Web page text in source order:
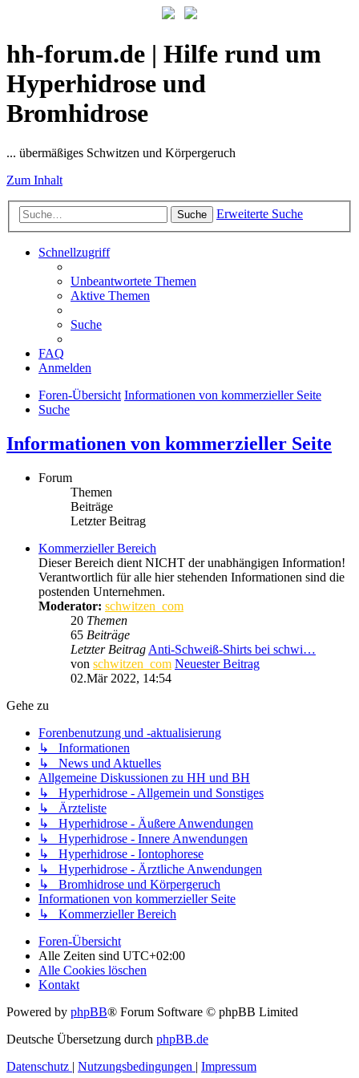
hh-forum.de | Hilfe rund um
Hyperhidrose und
Bromhidrose
... übermäßiges Schwitzen und Körpergeruch
Zum Inhalt
Suche Erweiterte Suche
Schnellzugriff
Unbeantwortete Themen
Aktive Themen
Suche
FAQ
Anmelden
Foren-Übersicht Informationen von kommerzieller Seite
Suche
Informationen von kommerzieller Seite
Forum
Themen
Beiträge
Letzter Beitrag
Kommerzieller Bereich
Dieser Bereich dient NICHT der unabhängigen Information!
Verantwortlich für alle hier stehenden Informationen sind die
postenden Unternehmen.
Moderator: schwitzen_com
20 Themen
65 Beiträge
Letzter Beitrag Anti-Schweiß-Shirts bei schwi…
von schwitzen_com Neuester Beitrag
02.Mär 2022, 14:54
Gehe zu
Forenbenutzung und -aktualisierung
↳ Informationen
↳ News und Aktuelles
Allgemeine Diskussionen zu HH und BH
↳ Hyperhidrose - Allgemein und Sonstiges
↳ Ärzteliste
↳ Hyperhidrose - Äußere Anwendungen
↳ Hyperhidrose - Innere Anwendungen
↳ Hyperhidrose - Iontophorese
↳ Hyperhidrose - Ärztliche Anwendungen
↳ Bromhidrose und Körpergeruch
Informationen von kommerzieller Seite
↳ Kommerzieller Bereich
Foren-Übersicht
Alle Zeiten sind UTC+02:00
Alle Cookies löschen
Kontakt
Powered by phpBB® Forum Software © phpBB Limited
Deutsche Übersetzung durch phpBB.de
Datenschutz | Nutzungsbedingungen | Impressum